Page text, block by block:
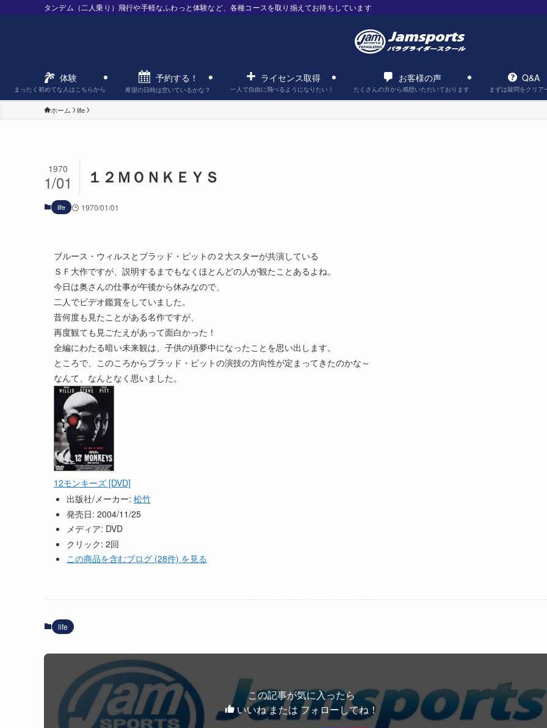
タンデム（二人乗り）飛行や手軽なふわっと体験など、各種コースを取り揃えてお待ちしています
体験
まったく初めてな人はこちらから
予約する！
希望の日時は空いているかな？
ライセンス取得
一人で自由に飛べるようになりたい！
お客様の声
たくさんの方から感想いただいております
Q&A
まずは疑問をクリア
ホーム life
１２ＭＯＮＫＥＹＳ
1970
1/01
life 1970/01/01
ブルース・ウィルスとブラッド・ピットの２大スターが共演している
ＳＦ大作ですが、説明するまでもなくほとんどの人が観たことあるよね。
今日は奥さんの仕事が午後から休みなので、
二人でビデオ鑑賞をしていました。
昔何度も見たことがある名作ですが、
再度観ても見ごたえがあって面白かった！
全編にわたる暗い未来観は、子供の頃夢中になったことを思い出します。
ところで、このころからブラッド・ピットの演技の方向性が定まってきたのかな～
なんて、なんとなく思いました。
12モンキーズ [DVD]
出版社/メーカー: 松竹
発売日: 2004/11/25
メディア: DVD
クリック: 2回
この商品を含むブログ (28件) を見る
life
この記事が気に入ったら
いいね または フォローしてね！